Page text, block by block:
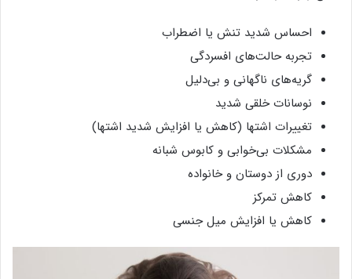
احساس شدید تنش یا اضطراب
تجربه حالت‌های افسردگی
گریه‌های ناگهانی و بی‌دلیل
نوسانات خلقی شدید
تغییرات اشتها (کاهش یا افزایش شدید اشتها)
مشکلات بی‌خوابی و کابوس شبانه
دوری از دوستان و خانواده
کاهش تمرکز
کاهش یا افزایش میل جنسی